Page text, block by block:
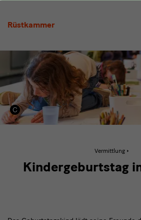
Rüstkammer
im
Museum
Vermittlung
im
Kindergeburtstag